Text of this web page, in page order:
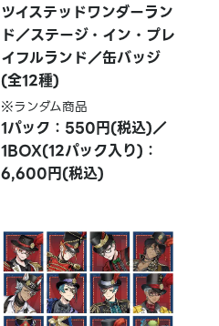
ツイステッドワンダーラン
ド／ステージ・イン・プレ
イフルランド／缶バッジ
(全12種)
※ランダム商品
1パック：550円(税込)／
1BOX(12パック入り)：
6,600円(税込)